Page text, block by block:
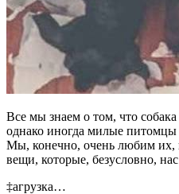
Все мы знаем о том, что
однако иногда милые питомцы
Мы, конечно, очень любим их,
вещи, которые, безусловно,
‡агрузка…